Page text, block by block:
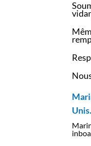
Unis.